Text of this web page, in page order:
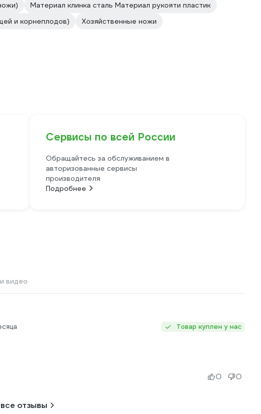
Материал клинка сталь Материал рукояти пластик
и корнеплодов)
Хозяйственные ножи
Сервисы по всей России
Обращайтесь за обслуживанием в
авторизованные сервисы
производителя
Подробнее
видео
Товар куплен у нас
0 0
отзывы